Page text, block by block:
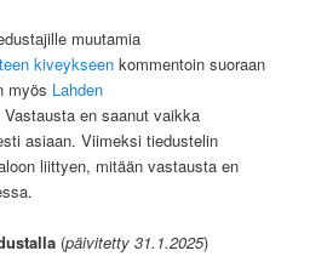
muutamia
kiveykseen kommentoin suoraan
myös Lahden
Vastausta en saanut vaikka
asiaan. Viimeksi tiedustelin
liittyen, mitään vastausta en
(päivitetty 31.1.2025)